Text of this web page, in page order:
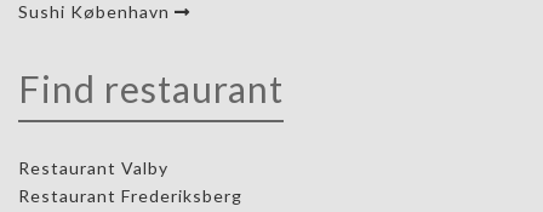
Sushi København
Find restaurant
Restaurant Valby
Restaurant Frederiksberg